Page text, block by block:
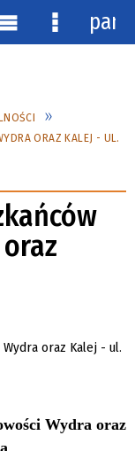
ORAZ KALEJ - UL.
Wydra oraz
Menu